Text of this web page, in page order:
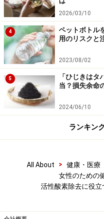
まれている抗酸化作用成
去に役立つのではないかと
現在様々な研究が進めら
抗酸化成分が役立つのか
ために、それぞれの抗酸
するための測定法の開発
具体的にどれくらいの食
か、といえる段階までは
研究が必要とされていま
いる成分とは、どんなも
2026/03/10
4
ペットボトル
用のリスクと
2023/08/02
5
「ひじきは
当？損失余命
2024/06/10
ランキン
All About > 健康・医療
女性のための
活性酸素除去に役